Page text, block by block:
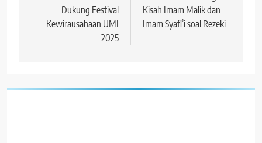
Dukung Festival
Kewirausahaan UMI
2025
Kisah Imam Malik dan
Imam Syafi’i soal Rezeki